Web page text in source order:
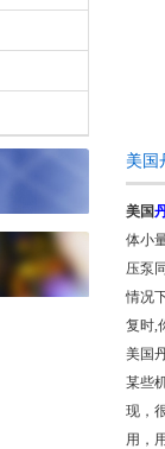
美国
美国
体小
压泵
情况
复时,
美国
某些
现，
用，